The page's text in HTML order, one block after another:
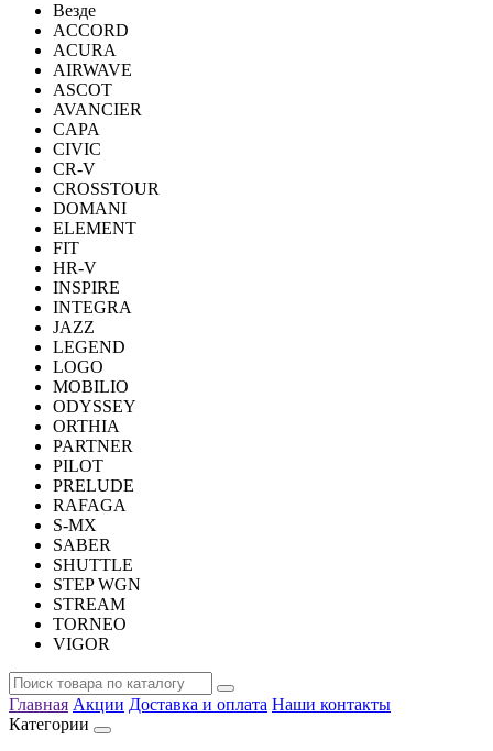
Везде
ACCORD
ACURA
AIRWAVE
ASCOT
AVANCIER
CAPA
CIVIC
CR-V
CROSSTOUR
DOMANI
ELEMENT
FIT
HR-V
INSPIRE
INTEGRA
JAZZ
LEGEND
LOGO
MOBILIO
ODYSSEY
ORTHIA
PARTNER
PILOT
PRELUDE
RAFAGA
S-MX
SABER
SHUTTLE
STEP WGN
STREAM
TORNEO
VIGOR
Главная Акции Доставка и оплата Наши контакты
Категории